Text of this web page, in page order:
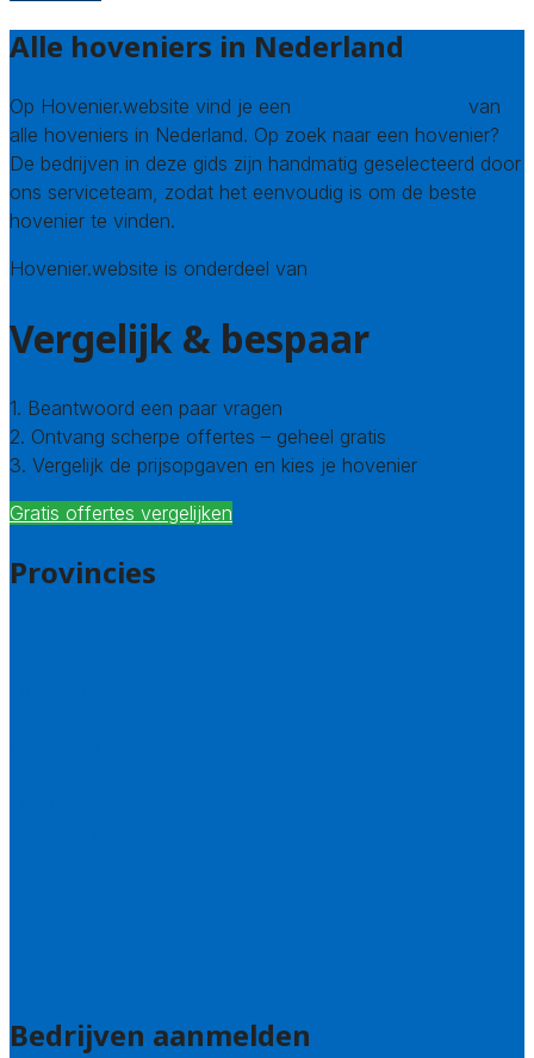
Alle hoveniers in Nederland
Op Hovenier.website vind je een
van
alle hoveniers in Nederland. Op zoek naar een hovenier?
De bedrijven in deze gids zijn handmatig geselecteerd door
ons serviceteam, zodat het eenvoudig is om de beste
hovenier te vinden.
Hovenier.website is onderdeel van
Vergelijk & bespaar
1. Beantwoord een paar vragen
2. Ontvang scherpe offertes – geheel gratis
3. Vergelijk de prijsopgaven en kies je hovenier
Gratis offertes vergelijken
Provincies
Bedrijven aanmelden